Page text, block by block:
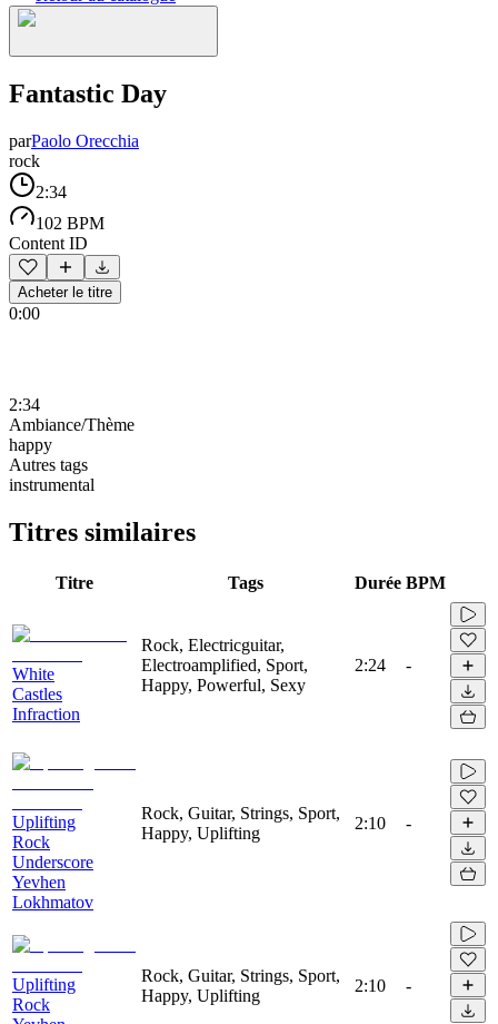
Fantastic Day
parPaolo Orecchia
rock
2:34
102 BPM
Content ID
Acheter le titre
0:00
2:34
Ambiance/Thème
happy
Autres tags
instrumental
Titres similaires
Titre Tags Durée BPM
White
Castles
Infraction
Rock, Electricguitar,
Electroamplified, Sport,
Happy, Powerful, Sexy
2:24 -
Uplifting
Rock
Underscore
Yevhen
Lokhmatov
Rock, Guitar, Strings, Sport,
Happy, Uplifting
2:10 -
Uplifting
Rock
Rock, Guitar, Strings, Sport,
Happy, Uplifting
2:10 -